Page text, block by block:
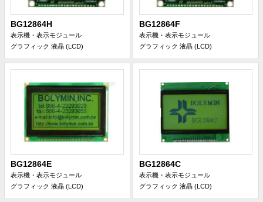
BG12864H
表示機・表示モジュール
グラフィック 液晶 (LCD)
BG12864F
表示機・表示モジュール
グラフィック 液晶 (LCD)
BG12864E
表示機・表示モジュール
グラフィック 液晶 (LCD)
BG12864C
表示機・表示モジュール
グラフィック 液晶 (LCD)